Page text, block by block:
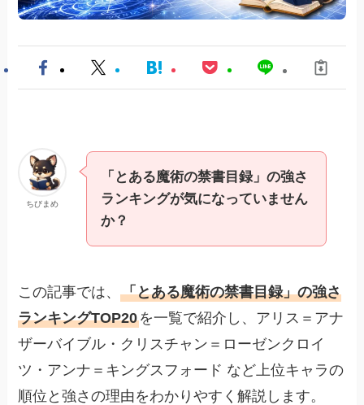
ちびまめ
「とある魔術の禁書目録」の強さ
ランキングが気になっていません
か？
この記事では、「とある魔術の禁書目録」の強さ
ランキングTOP20を一覧で紹介し、アリス＝アナ
ザーバイブル・クリスチャン＝ローゼンクロイ
ツ・アンナ＝キングスフォード など上位キャラの
順位と強さの理由をわかりやすく解説します。